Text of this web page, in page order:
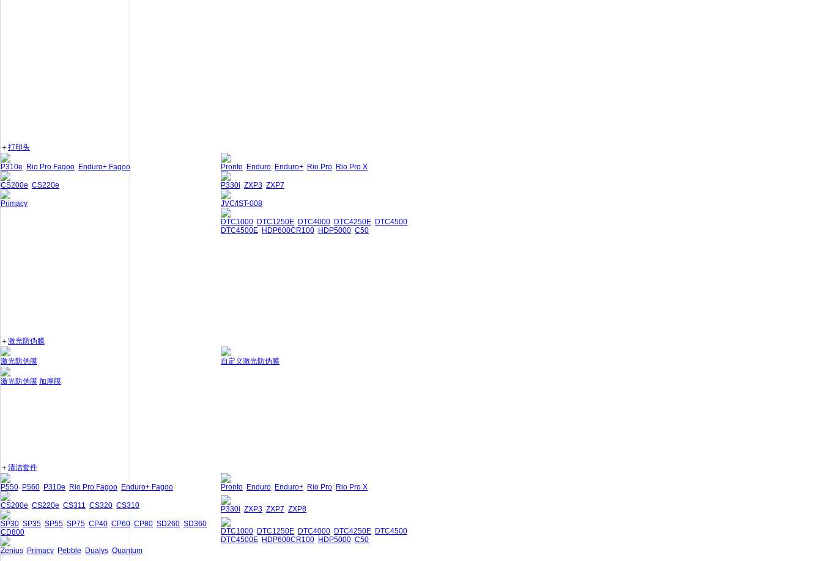
＋打印头
P310e Rio Pro Fagoo Enduro+ Fagoo
CS200e CS220e
Primacy
Pronto Enduro Enduro+ Rio Pro Rio Pro X
P330i ZXP3 ZXP7
JVC/IST-008
DTC1000 DTC1250E DTC4000 DTC4250E DTC4500
DTC4500E HDP600CR100 HDP5000 C50
＋激光防伪膜
激光防伪膜
激光防伪膜 加厚膜
自定义激光防伪膜
＋清洁套件
P550 P560 P310e Rio Pro Fagoo Enduro+ Fagoo
CS200e CS220e CS311 CS320 CS310
SP30 SP35 SP55 SP75 CP40 CP60 CP80 SD260 SD360
CD800
Zenius Primacy Pebble Dualys Quantum
Pronto Enduro Enduro+ Rio Pro Rio Pro X
P330i ZXP3 ZXP7 ZXP8
DTC1000 DTC1250E DTC4000 DTC4250E DTC4500
DTC4500E HDP600CR100 HDP5000 C50